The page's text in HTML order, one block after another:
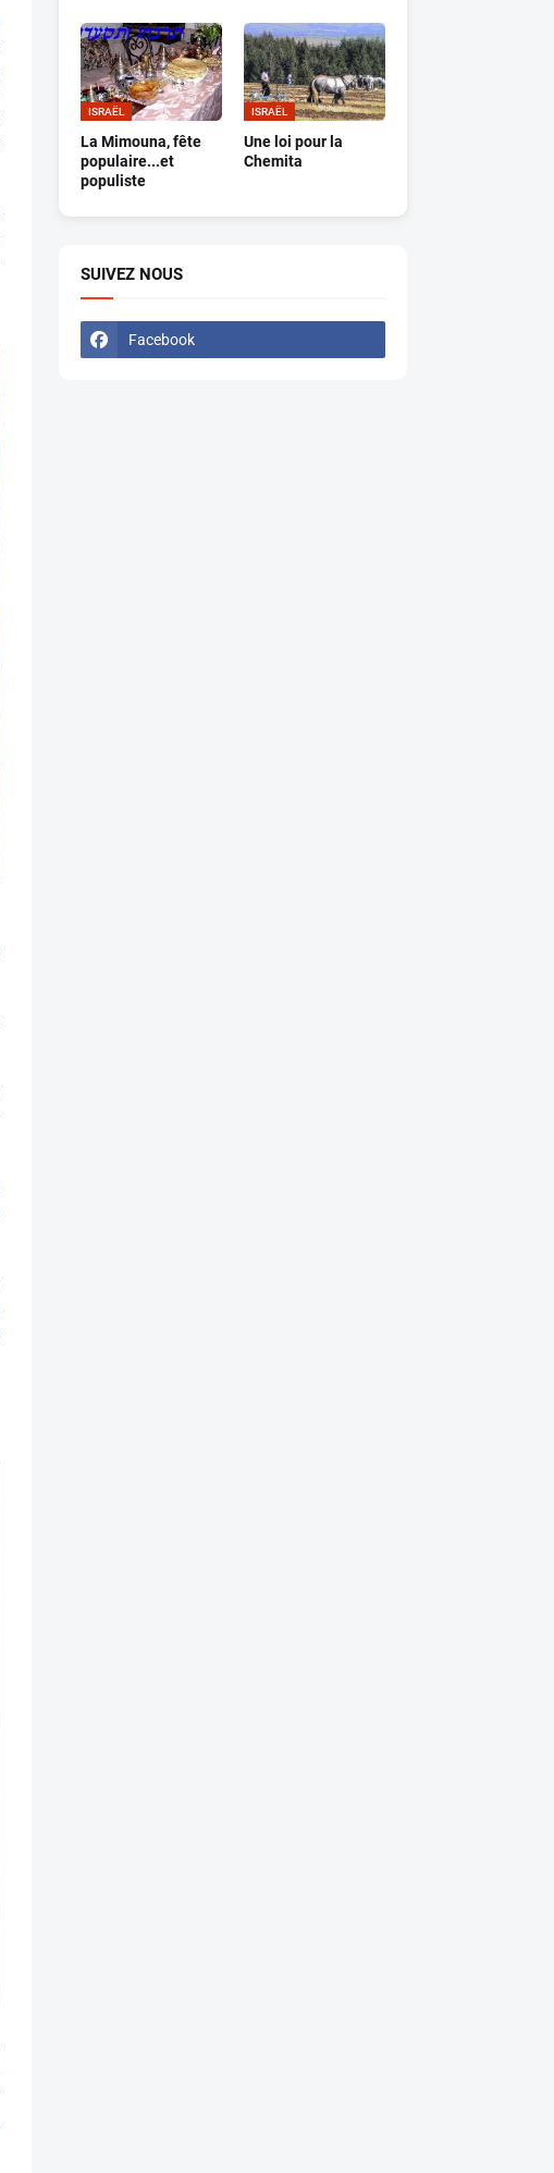
ISRAËL
La Mimouna, fête
populaire...et
populiste
ISRAËL
Une loi pour la
Chemita
SUIVEZ NOUS
Facebook